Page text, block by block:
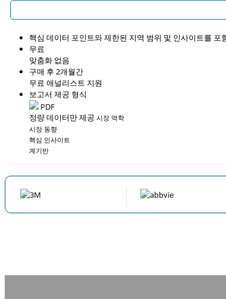
핵심 데이터 포인트와 제한된 지역 범위 및 인사이트를 포
무료
맞춤화 없음
구매 후 2개월간
무료 애널리스트 지원
보고서 제공 형식
PDF
정량 데이터만 제공 시장 역학
시장 동향
핵심 인사이트
계기반